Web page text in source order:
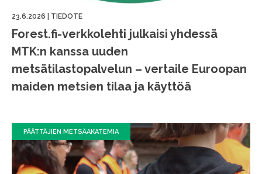
23.6.2026 TIEDOTE
Forest.fi-verkkolehti julkaisi yhdessä
MTK:n kanssa uuden
metsätilastopalvelun – vertaile Euroopan
maiden metsien tilaa ja käyttöä
PÄÄTTÄJIEN METSÄAKATEMIA